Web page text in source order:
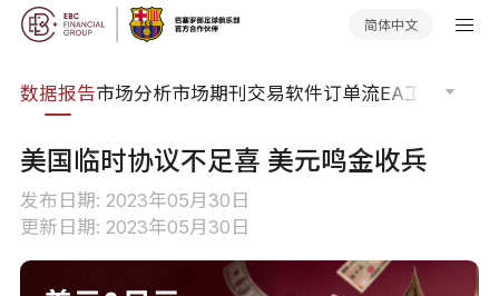
简体中文
数据报告市场分析市场期刊交易软件订单流EA工具库
美国临时协议不足喜 美元鸣金收兵
发布日期: 2023年05月30日
更新日期: 2023年05月30日